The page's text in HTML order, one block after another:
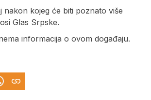
nakon kojeg će biti poznato više
Glas Srpske.
informacija o ovom događaju.